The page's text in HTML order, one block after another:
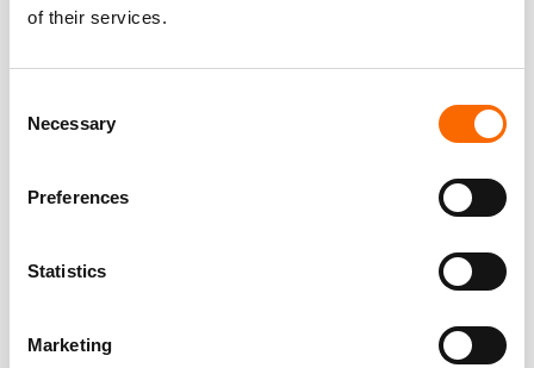
of their services.
Selection
Necessary
Preferences
Statistics
Marketing